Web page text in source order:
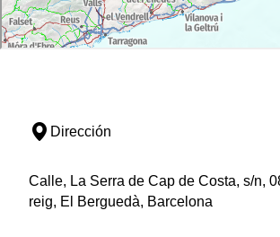
Dirección
Calle, La Serra de Cap de Costa, s/n,
reig, El Berguedà, Barcelona